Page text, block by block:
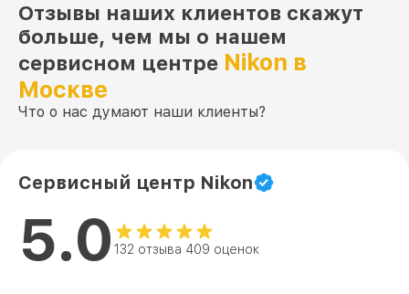
Отзывы наших клиентов скажут
больше, чем мы о нашем
сервисном центре Nikon в
Москве
Что о нас думают наши клиенты?
Сервисный центр Nikon
5.0 132 отзыва 409 оценок